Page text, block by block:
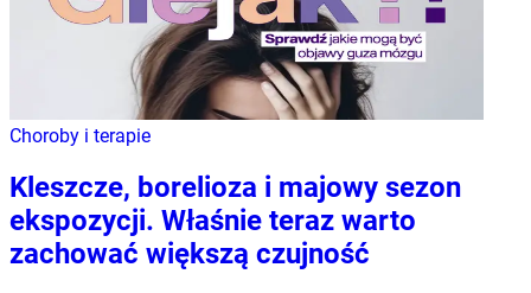
Choroby i terapie
Kleszcze, borelioza i majowy sezon
ekspozycji. Właśnie teraz warto
zachować większą czujność